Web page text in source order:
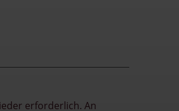
erforderlich. An